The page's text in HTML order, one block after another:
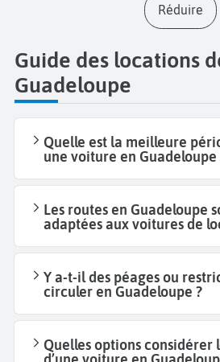
Réduire
Guide des locations
Guadeloupe
Quelle est la meilleure
une voiture en Guadeloupe
Les routes en Guadeloupe
adaptées aux voitures de
Y a-t-il des péages ou
circuler en Guadeloupe ?
Quelles options considérer